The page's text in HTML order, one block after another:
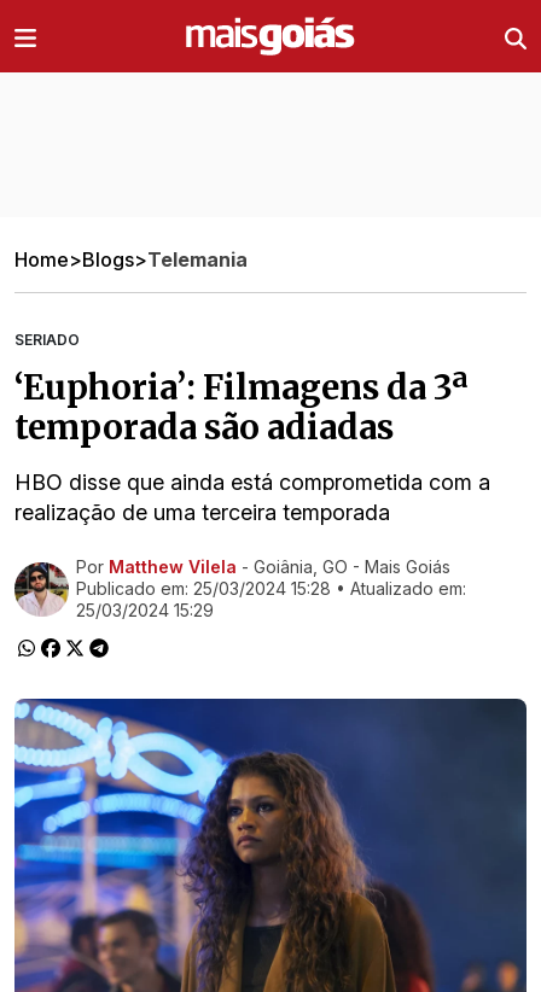
Home>Blogs>Telemania
SERIADO
‘Euphoria’: Filmagens da 3ª
temporada são adiadas
HBO disse que ainda está comprometida com a
realização de uma terceira temporada
Ir direto pra matéria
Por Matthew Vilela - Goiânia, GO - Mais Goiás
Publicado em: 25/03/2024 15:28 • Atualizado em:
25/03/2024 15:29